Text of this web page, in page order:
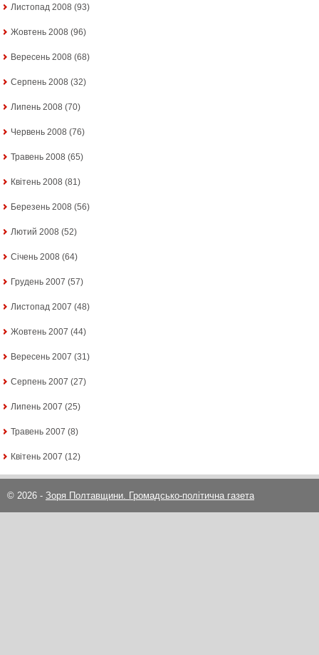
Листопад 2008 (93)
Жовтень 2008 (96)
Вересень 2008 (68)
Серпень 2008 (32)
Липень 2008 (70)
Червень 2008 (76)
Травень 2008 (65)
Квітень 2008 (81)
Березень 2008 (56)
Лютий 2008 (52)
Січень 2008 (64)
Грудень 2007 (57)
Листопад 2007 (48)
Жовтень 2007 (44)
Вересень 2007 (31)
Серпень 2007 (27)
Липень 2007 (25)
Травень 2007 (8)
Квітень 2007 (12)
© 2026 - Зоря Полтавщини. Громадсько-політична газета